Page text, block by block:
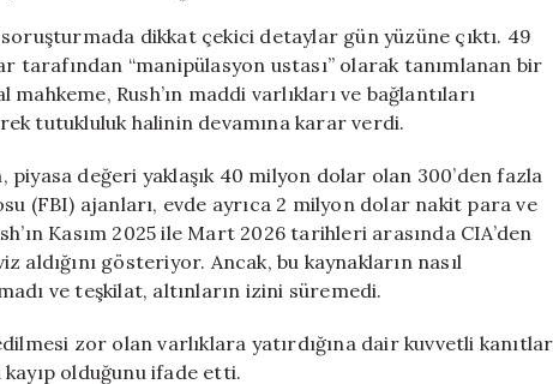
Milyonlarca
Dolar
Değerinde
için
dikkat çekici detaylar gün yüzüne çıktı. 49
tarafından “manipülasyon ustası” olarak tanımlanan bir
Rush’ın maddi varlıkları ve bağlantıları
tutukluluk halinin devamına karar verdi.
piyasa değeri yaklaşık 40 milyon dolar olan 300’den fazla
(FBI) ajanları, evde ayrıca 2 milyon dolar nakit para ve
Kasım 2025 ile Mart 2026 tarihleri arasında CIA’den
aldığını gösteriyor. Ancak, bu kaynakların nasıl
ve teşkilat, altınların izini süremedi.
zor olan varlıklara yatırdığına dair kuvvetli kanıtlar
kayıp olduğunu ifade etti.